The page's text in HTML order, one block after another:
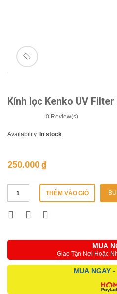
🔍
Kính lọc Kenko UV Filter
0 Review(s)
Availability: In stock
250.000₫
THÊM VÀO GIỎ
MUA
Giao Tận Nơi Hoặc
MUA NGAY